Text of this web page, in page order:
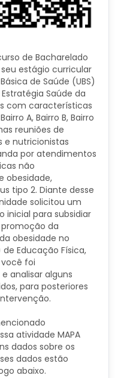
de Bacharelado
estágio curricular
de Saúde (UBS)
Saúde da
com características
A, Bairro B, Bairro
reuniões de
e nutricionistas
por atendimentos
não
obesidade,
tipo 2. Diante desse
solicitou um
inicial para subsidiar
da
obesidade no
Educação Física,
foi
analisar alguns
para posteriores
atividade MAPA
dados sobre os
dados estão
abaixo.